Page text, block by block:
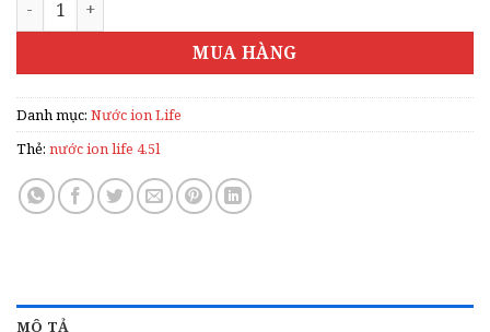
MUA HÀNG
Danh mục: Nước ion Life
Thẻ: nước ion life 4.5l
MÔ TẢ